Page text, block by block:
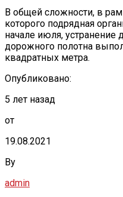
В общей сложности, в
которого подрядная
начале июля,
дорожного полотна
квадратных метра.
Опубликовано:
5 лет назад
от
19.08.2021
By
admin